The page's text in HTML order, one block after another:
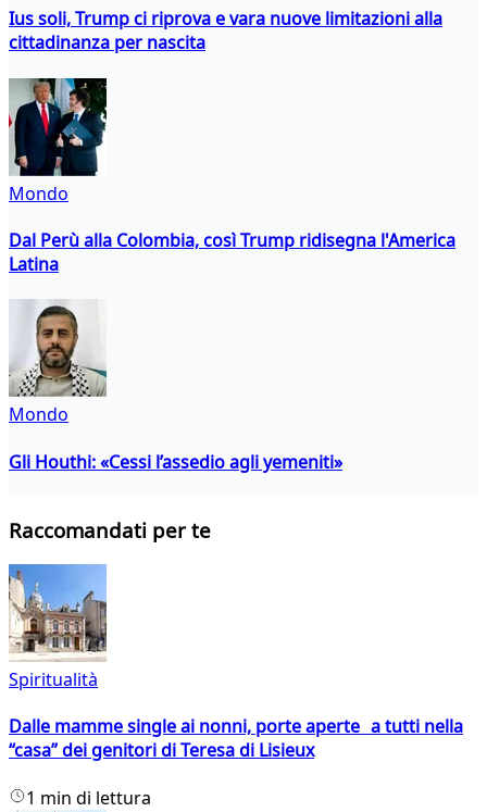
Ius soli, Trump ci riprova e vara nuove limitazioni alla
cittadinanza per nascita
Mondo
Dal Perù alla Colombia, così Trump ridisegna l'America
Latina
Mondo
Gli Houthi: «Cessi l’assedio agli yemeniti»
Raccomandati per te
Spiritualità
Dalle mamme single ai nonni, porte aperte a tutti nella
“casa” dei genitori di Teresa di Lisieux
1 min di lettura